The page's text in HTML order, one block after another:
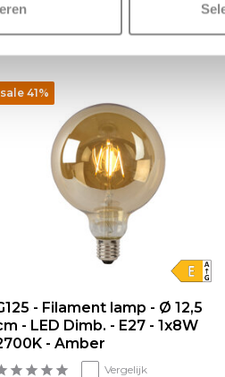
sale 41%
- Filament lamp - Ø 12,5
- LED Dimb. - E27 - 1x8W
- Amber
Vergelijk